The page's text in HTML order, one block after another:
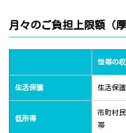
月々のご負担上限額（
世帯の
生活保護 生活保
低所得
市町村
帯